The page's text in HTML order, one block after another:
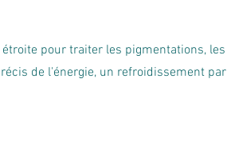
pour traiter les pigmentations, les
de l'énergie, un refroidissement par